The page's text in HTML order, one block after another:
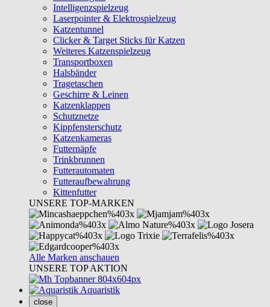
Intelligenzspielzeug
Laserpointer & Elektrospielzeug
Katzentunnel
Clicker & Target Sticks für Katzen
Weiteres Katzenspielzeug
Transportboxen
Halsbänder
Tragetaschen
Geschirre & Leinen
Katzenklappen
Schutznetze
Kippfensterschutz
Katzenkameras
Futternäpfe
Trinkbrunnen
Futterautomaten
Futteraufbewahrung
Kittenfutter
UNSERE TOP-MARKEN
Alle Marken anschauen
UNSERE TOP AKTION
Aquaristik
close